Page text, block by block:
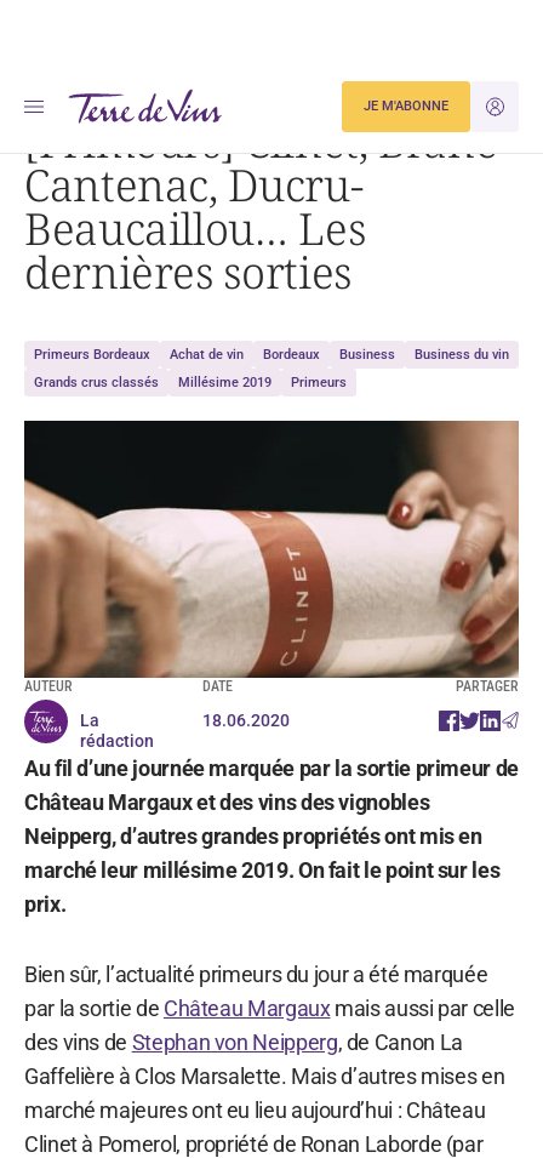
JE
JE M'ABONNE
Accueil [Primeurs] Clinet, Brane-Cantenac, Ducru-Beaucaillou… Les dernières sorties
[Primeurs] Clinet, Brane-
Cantenac, Ducru-
Beaucaillou… Les
dernières sorties
Primeurs Bordeaux Achat de vin Bordeaux Business
Business du vin
Grands crus classés
Millésime 2019 Primeurs
AUTEUR
La
rédaction
DATE
18.06.2020
PARTAGER
Au fil d’une journée marquée par la sortie primeur de
Château Margaux et des vins des vignobles
Neipperg, d’autres grandes propriétés ont mis en
marché leur millésime 2019. On fait le point sur les
prix.
Bien sûr, l’actualité primeurs du jour a été marquée
par la sortie de Château Margauxmais aussi par celle
des vins de Stephan von Neipperg, de Canon La
Gaffelière à Clos Marsalette. Mais d’autres mises en
marché majeures ont eu lieu aujourd’hui : Château
Clinet à Pomerol, propriété de Ronan Laborde (par